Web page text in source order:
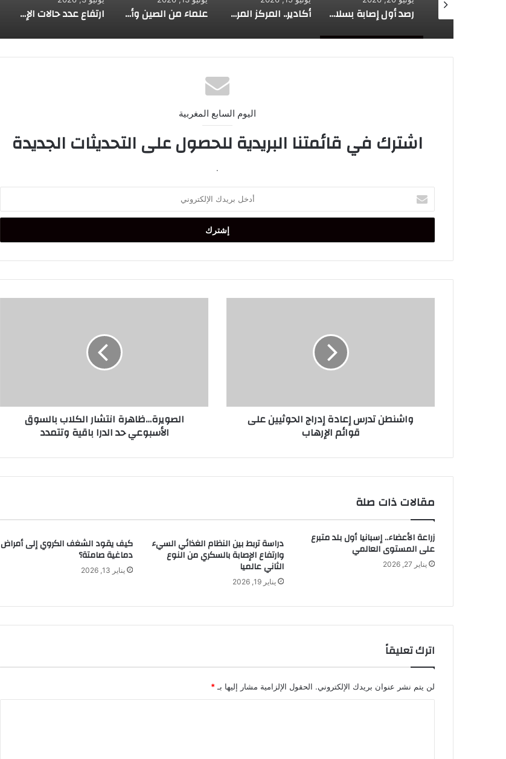
تعزيز العرض الصحي بدخول 27 مؤسسة طبية حيز الخدمة رصد أول إصابة بسلالة “اتش 5” من إنفلونزا الطيور في البر الرئيسي الأسترالي أكادير.. المركز المركز الاستشفائي الجامعي محمد السادس ينجح في إجراء أول عملية استئصال لورم كبدي بتقنية التردد الحراري علماء من الصين وأمريكا يحددون المسؤولة عن نمو السرطان ومقاومة العلاج ارتفاع عدد حالات الإصابة بفيروس هانتا إلى 13
اليوم السابع المغربية
اشترك في قائمتنا البريدية للحصول على التحديثات الجديدة
.
بريدك
الإلكتروني
واشنطن تدرس إعادة إدراج الحوثيين على
قوائم الإرهاب
باقية
الصويرة…ظاهرة انتشار الكلاب بالسوق
الأسبوعي حد الدرا باقية وتتمدد
مقالات ذات صلة
زراعة الأعضاء.. إسبانيا أول بلد متبرع
على المستوى العالمي
يناير 27, 2026
دراسة تربط بين النظام الغذائي السيء
وارتفاع الإصابة بالسكري من النوع
الثاني عالميا
يناير 19, 2026
كيف يقود الشغف الكروي إلى أمراض
دماغية صامتة؟
يناير 13, 2026
اترك تعليقاً
لن يتم نشر عنوان بريدك الإلكتروني. الحقول الإلزامية مشار إليها بـ *